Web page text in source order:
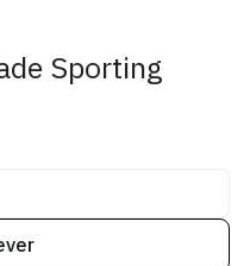
Sporting